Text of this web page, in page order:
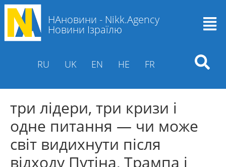
НАновини - Nikk.Agency
Новини Ізраїлю
RU UK EN HE FR
три лідери, три кризи і
одне питання — чи може
світ видихнути після
відходу Путіна, Трампа і